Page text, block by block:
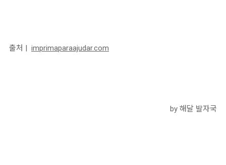
출처 | imprimaparaajudar.com
by 해달 발자국